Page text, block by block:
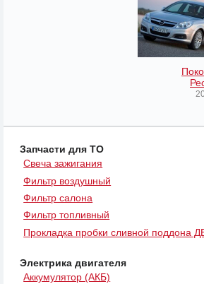
Запчасти для ТО
Свеча зажигания
Фильтр воздушный
Фильтр салона
Фильтр топливный
Прокладка пробки сливной поддона
Электрика двигателя
Аккумулятор (АКБ)